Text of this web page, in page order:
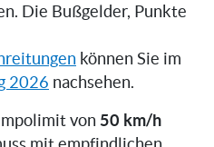
Die Bußgelder, Punkte
können Sie im
2026 nachsehen.
von 50 km/h